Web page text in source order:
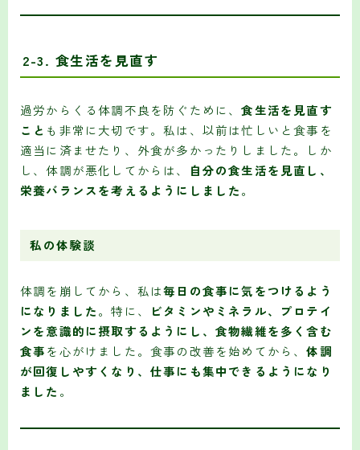
2-3. 食生活を見直す
過労からくる体調不良を防ぐために、食生活を見直す
こと も非常に大切です。私は、以前は忙しいと食事を
適当に済ませたり、外食が多かったりしました。しか
し、体調が悪化してからは、
自分の食生活を見直し、
栄養バランスを考えるようにしました。
私の体験談
体調を崩してから、私は毎日の食事に気をつけるよう
になりました。特に、
ビタミンやミネラル、プロテイ
ンを意識的に摂取するようにし、食物繊維を多く含む
食事を心がけました。食事の改善を始めてから、体調
が回復しやすくなり、仕事にも集中できるようになり
ました 。